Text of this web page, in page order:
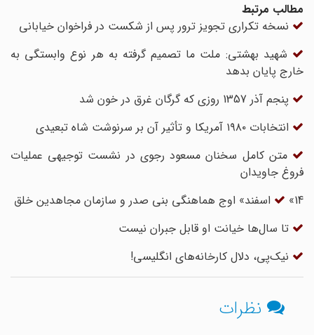
مطالب مرتبط
نسخه تکراری تجویز ترور پس از شکست در فراخوان خیابانی
شهید بهشتی: ملت ما تصمیم گرفته به هر نوع وابستگی به
خارج پایان بدهد
پنجم آذر 1357 روزی که گرگان غرق در خون شد
انتخابات ۱۹۸۰ آمریکا و تأثیر آن بر سرنوشت شاه تبعیدی
متن کامل سخنان مسعود رجوی در نشست توجیهی عملیات
فروغ جاویدان
«14 اسفند» اوج هماهنگى بنى ‏صدر و سازمان مجاهدین خلق
تا سال‌ها خیانت او قابل جبران نیست
نیک‌پی، دلال کارخانه‌های انگلیسی!
نظرات